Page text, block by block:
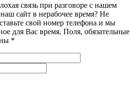
связь при разговоре с нашем
сайт в нерабочее время? Не
свой номер телефона и мы
для Вас время. Поля, обязательные
*